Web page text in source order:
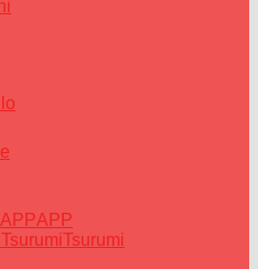
APP
Tsurumi